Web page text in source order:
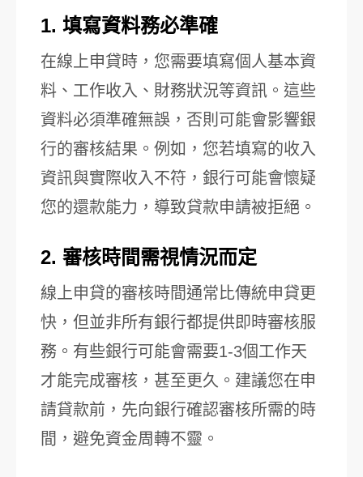
1. 填寫資料務必準確
在線上申貸時，您需要填寫個人基本資
料、工作收入、財務狀況等資訊。這些
資料必須準確無誤，否則可能會影響銀
行的審核結果。例如，您若填寫的收入
資訊與實際收入不符，銀行可能會懷疑
您的還款能力，導致貸款申請被拒絕。
2. 審核時間需視情況而定
線上申貸的審核時間通常比傳統申貸更
快，但並非所有銀行都提供即時審核服
務。有些銀行可能會需要1-3個工作天
才能完成審核，甚至更久。建議您在申
請貸款前，先向銀行確認審核所需的時
間，避免資金周轉不靈。